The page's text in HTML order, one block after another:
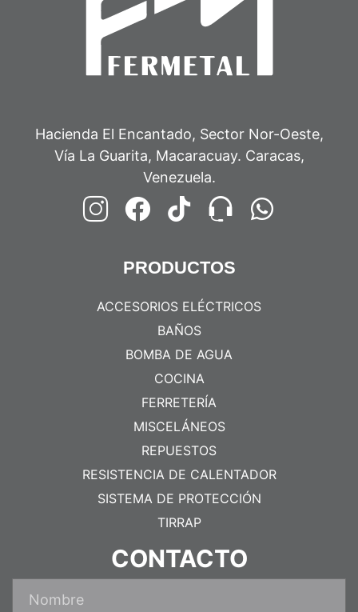
Hacienda El Encantado, Sector Nor-Oeste,
Vía La Guarita, Macaracuay. Caracas,
Venezuela.
PRODUCTOS
ACCESORIOS ELÉCTRICOS
BAÑOS
BOMBA DE AGUA
COCINA
FERRETERÍA
MISCELÁNEOS
REPUESTOS
RESISTENCIA DE CALENTADOR
SISTEMA DE PROTECCIÓN
TIRRAP
CONTACTO